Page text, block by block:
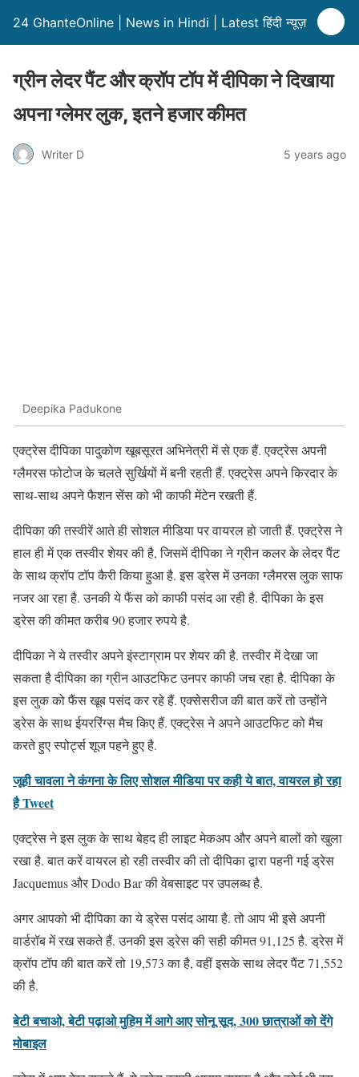
24 GhanteOnline | News in Hindi | Latest हिंदी न्यूज़
ग्रीन लेदर पैंट और क्रॉप टॉप में दीपिका ने दिखाया
अपना ग्लेमर लुक, इतने हजार कीमत
Writer D 5 years ago
Deepika Padukone
एक्ट्रेस दीपिका पादुकोण खूबसूरत अभिनेत्री में से एक हैं. एक्ट्रेस अपनी
ग्लैमरस फोटोज के चलते सुर्खियों में बनी रहती हैं. एक्ट्रेस अपने किरदार के
साथ-साथ अपने फैशन सेंस को भी काफी मेंटेन रखती हैं.
दीपिका की तस्वीरें आते ही सोशल मीडिया पर वायरल हो जाती हैं. एक्ट्रेस ने
हाल ही में एक तस्वीर शेयर की है, जिसमें दीपिका ने ग्रीन कलर के लेदर पैंट
के साथ क्रॉप टॉप कैरी किया हुआ है. इस ड्रेस में उनका ग्लैमरस लुक साफ
नजर आ रहा है. उनकी ये फैंस को काफी पसंद आ रही है. दीपिका के इस
ड्रेस की कीमत करीब 90 हजार रुपये है.
दीपिका ने ये तस्वीर अपने इंस्टाग्राम पर शेयर की है. तस्वीर में देखा जा
सकता है दीपिका का ग्रीन आउटफिट उनपर काफी जच रहा है. दीपिका के
इस लुक को फैंस खूब पसंद कर रहे हैं. एक्सेसरीज की बात करें तो उन्होंने
ड्रेस के साथ ईयररिंग्स मैच किए हैं. एक्ट्रेस ने अपने आउटफिट को मैच
करते हुए स्पोर्ट्स शूज पहने हुए है.
जूही चावला ने कंगना के लिए सोशल मीडिया पर कही ये बात, वायरल हो रहा
है Tweet
एक्ट्रेस ने इस लुक के साथ बेहद ही लाइट मेकअप और अपने बालों को खुला
रखा है. बात करें वायरल हो रही तस्वीर की तो दीपिका द्वारा पहनी गई ड्रेस
Jacquemus और Dodo Bar की वेबसाइट पर उपलब्ध है.
अगर आपको भी दीपिका का ये ड्रेस पसंद आया है. तो आप भी इसे अपनी
वार्डरॉब में रख सकते हैं. उनकी इस ड्रेस की सही कीमत 91,125 है. ड्रेस में
क्रॉप टॉप की बात करें तो 19,573 का है, वहीं इसके साथ लेदर पैंट 71,552
की है.
बेटी बचाओ, बेटी पढ़ाओ मुहिम में आगे आए सोनू सूद, 300 छात्राओं को देंगे
मोबाइल